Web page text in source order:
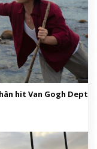
hit Van Gogh Dept